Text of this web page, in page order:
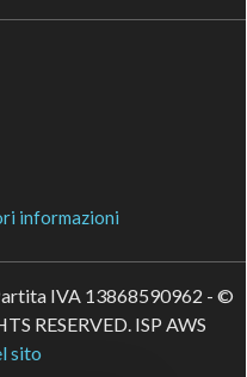
informazioni
IVA 13868590962 - ©
RESERVED. ISP AWS
sito